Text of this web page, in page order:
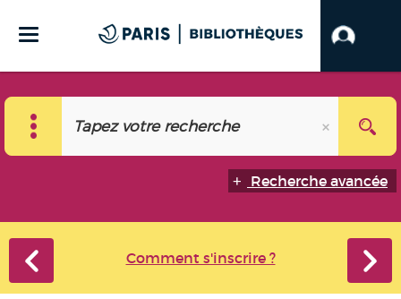
Recherche avancée
Comment s'inscrire ?